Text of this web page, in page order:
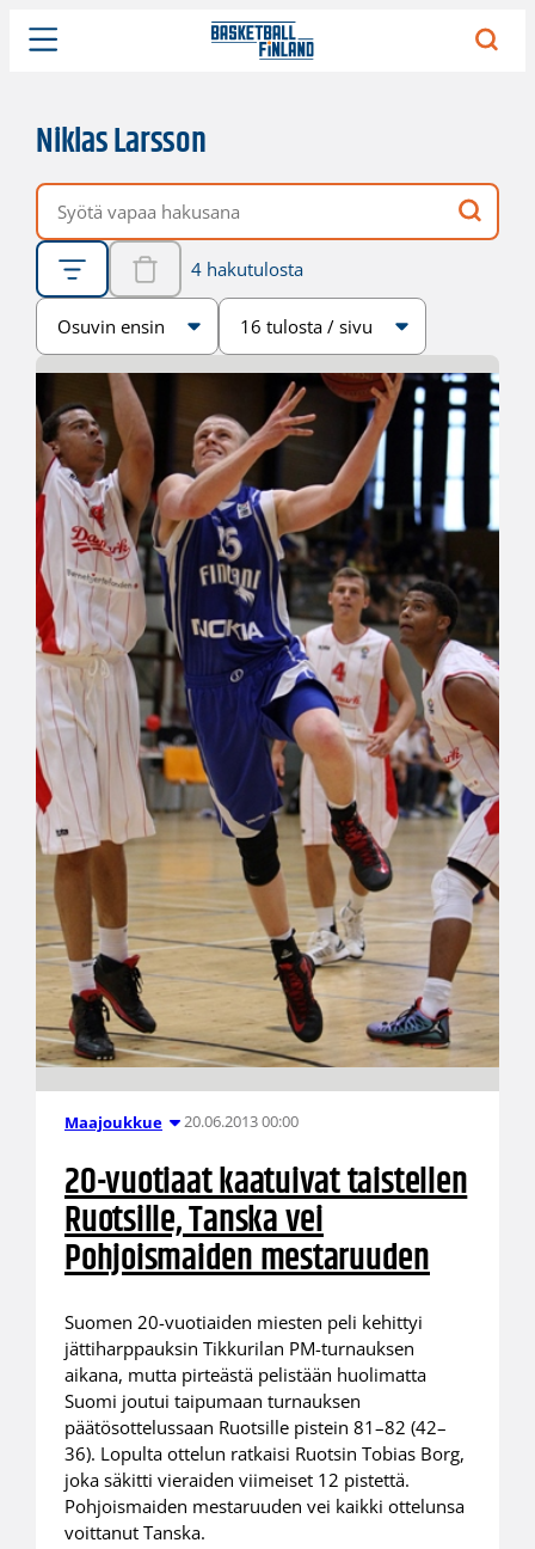
Niklas Larsson
Vapaa hakusana
4 hakutulosta
Järjestys
Sivukoko
Maajoukkue 20.06.2013 00:00
20-vuotiaat kaatuivat taistellen
Ruotsille, Tanska vei
Pohjoismaiden mestaruuden
Suomen 20-vuotiaiden miesten peli kehittyi
jättiharppauksin Tikkurilan PM-turnauksen
aikana, mutta pirteästä pelistään huolimatta
Suomi joutui taipumaan turnauksen
päätösottelussaan Ruotsille pistein 81–82 (42–
36). Lopulta ottelun ratkaisi Ruotsin Tobias Borg,
joka säkitti vieraiden viimeiset 12 pistettä.
Pohjoismaiden mestaruuden vei kaikki ottelunsa
voittanut Tanska.